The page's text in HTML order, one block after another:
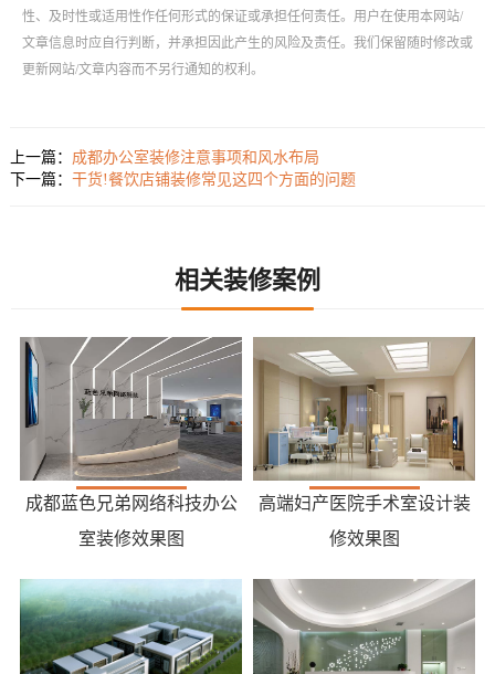
性、及时性或适用性作任何形式的保证或承担任何责任。用户在使用本网站/
文章信息时应自行判断，并承担因此产生的风险及责任。我们保留随时修改或
更新网站/文章内容而不另行通知的权利。
上一篇： 成都办公室装修注意事项和风水布局
下一篇： 干货!餐饮店铺装修常见这四个方面的问题
相关装修案例
成都蓝色兄弟网络科技办公
室装修效果图
高端妇产医院手术室设计装
修效果图